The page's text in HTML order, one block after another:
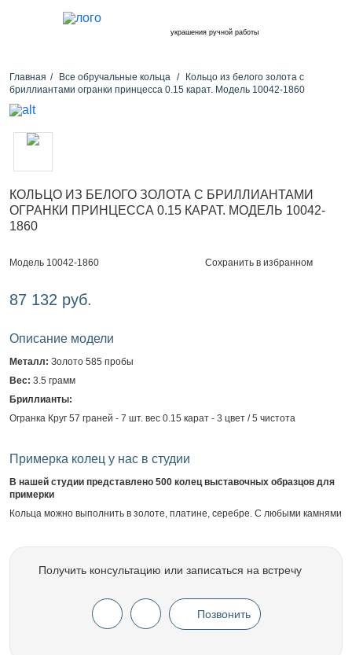
украшения ручной работы
Главная Все обручальные кольца
Кольцо из белого золота с
бриллиантами огранки принцесса 0.15 карат. Модель 10042-1860
КОЛЬЦО ИЗ БЕЛОГО ЗОЛОТА С БРИЛЛИАНТАМИ
ОГРАНКИ ПРИНЦЕССА 0.15 КАРАТ. МОДЕЛЬ 10042-
1860
Модель 10042-1860 Сохранить в избранном
87 132 руб.
Описание модели
Металл: Золото 585 пробы
Вес: 3.5 грамм
Бриллианты:
Огранка Круг 57 граней - 7 шт. вес 0.15 карат - 3 цвет / 5 чистота
Примерка колец у нас в студии
В нашей студии представлено 500 колец выставочных образцов для
примерки
Кольца можно выполнить в золоте, платине, серебре. С любыми камнями
Получить консультацию или записаться на встречу
Позвонить